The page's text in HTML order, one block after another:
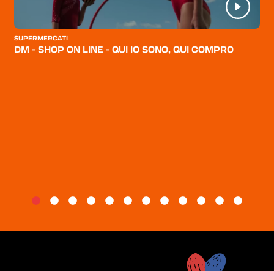
CHI SIAMO
BLOG
SUPERMERCATI
DM - SHOP ON LINE - QUI IO SONO, QUI COMPRO